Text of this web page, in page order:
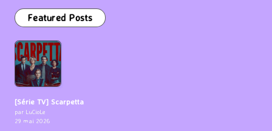
Featured Posts
[Série TV] Scarpetta
par LuCioLe
29 mai 2026